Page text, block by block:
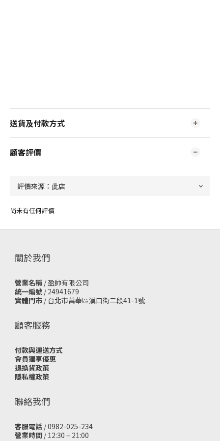
送貨及付款方式
顧客評價
尚未有任何評價
關於我們
營業名稱 / 盈帥有限公司
統一編號 / 24941679
實體門市 / 台北市萬華區漢口街二段41-1號
顧客服務
付款與運送方式
會員獨享優惠
退換貨政策
隱私權政策
聯絡我們
客服電話 / 0982-025-234
營業時間 / 12:30 – 21:00